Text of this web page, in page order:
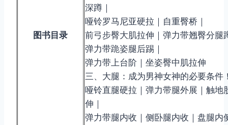
图书目录
深蹲｜
哑铃罗马尼亚硬拉｜自重臀桥｜
前弓步臀大肌拉伸｜弹力带翘臀分腿
弹力带跪姿腿后踢｜
弹力带上台阶｜坐姿臀中肌拉伸
三、大腿：成为男神女神的必要条件
哑铃直腿硬拉｜弹力带腿外展｜触地
伸｜
弹力带腿内收｜侧卧腿内收｜盘腿内